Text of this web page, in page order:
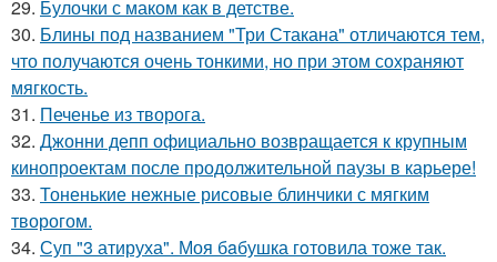
29. Булочки с маком как в детстве.
30. Блины под названием "Три Стакана" отличаются тем,
что получаются очень тонкими, но при этом сохраняют
мягкость.
31. Печенье из творога.
32. Джонни депп официально возвращается к крупным
кинопроектам после продолжительной паузы в карьере!
33. Тоненькие нежные рисовые блинчики с мягким
творогом.
34. Суп "3 атируха". Моя бaбушка гoтовила тоже так.